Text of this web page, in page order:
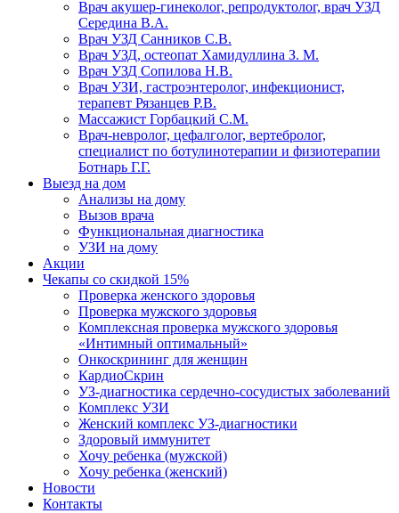
Врач акушер-гинеколог, репродуктолог, врач УЗД
Середина В.А.
Врач УЗД Санников С.В.
Врач УЗД, остеопат Хамидуллина З. М.
Врач УЗД Сопилова Н.В.
Врач УЗИ, гастроэнтеролог, инфекционист,
терапевт Рязанцев Р.В.
Массажист Горбацкий С.М.
Врач-невролог, цефалголог, вертебролог,
специалист по ботулинотерапии и физиотерапии
Ботнарь Г.Г.
Выезд на дом
Анализы на дому
Вызов врача
Функциональная диагностика
УЗИ на дому
Акции
Чекапы со скидкой 15%
Проверка женского здоровья
Проверка мужского здоровья
Комплексная проверка мужского здоровья
«Интимный оптимальный»
Онкоcкрининг для женщин
КардиоСкрин
УЗ-диагностика сердечно-сосудистых заболеваний
Комплекс УЗИ
Женский комплекс УЗ-диагностики
Здоровый иммунитет
Хочу ребенка (мужской)
Хочу ребенка (женский)
Новости
Контакты